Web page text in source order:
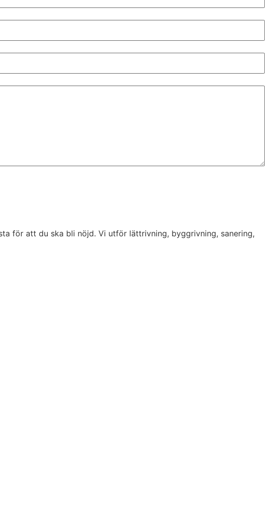
för att du ska bli nöjd. Vi utför lättrivning, byggrivning, sanering,